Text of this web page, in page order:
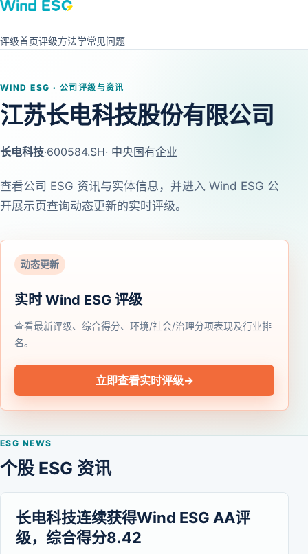
评级首页评级方法学常见问题
WIND ESG · 公司评级与资讯
江苏长电科技股份有限公司
长电科技·600584.SH· 中央国有企业
查看公司 ESG 资讯与实体信息，并进入 Wind ESG 公
开展示页查询动态更新的实时评级。
动态更新
实时 Wind ESG 评级
查看最新评级、综合得分、环境/社会/治理分项表现及行业排
名。
立即查看实时评级→
ESG NEWS
个股 ESG 资讯
长电科技连续获得Wind ESG AA评
级，综合得分8.42